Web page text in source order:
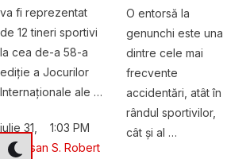
va fi reprezentat
de 12 tineri sportivi
la cea de-a 58-a
ediție a Jocurilor
Internaționale ale …
iulie 31
1:03 PM
By Bîrsan S. Robert
O entorsă la
genunchi este una
dintre cele mai
frecvente
accidentări, atât în
rândul sportivilor,
cât și al …